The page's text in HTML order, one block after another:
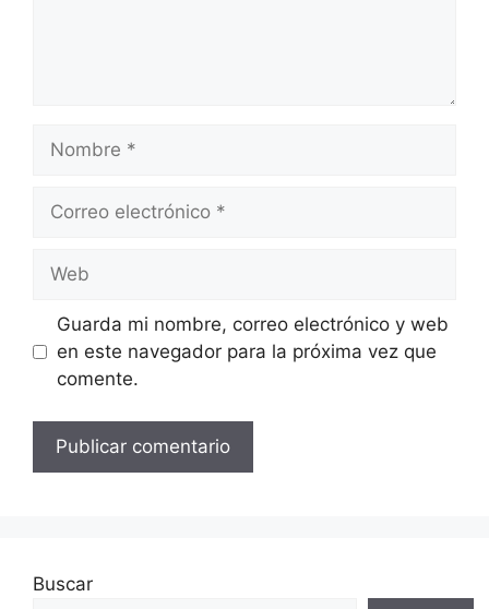
Nombre
Correo
Web
Guarda mi nombre, correo electrónico y web
en este navegador para la próxima vez que
comente.
Buscar